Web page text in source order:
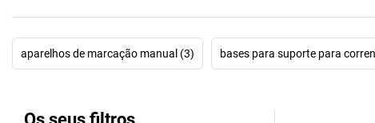
aparelhos de marcação manual (3) bases para suporte para